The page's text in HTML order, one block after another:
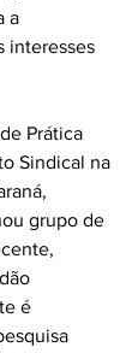
a
interesses
Prática
Sindical na
grupo de
é